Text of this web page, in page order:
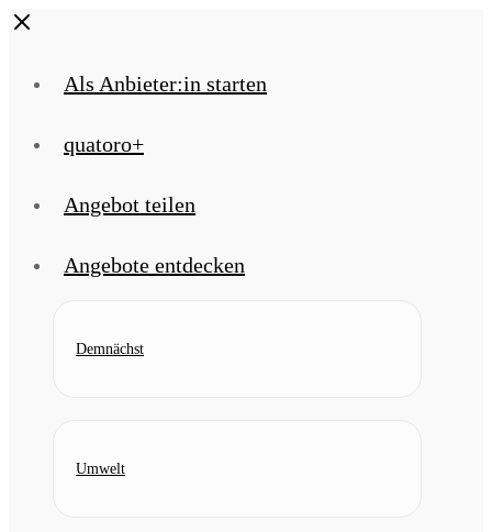
Skip
Close
Als Anbieter:in starten
quatoro+
Angebot teilen
Angebote entdecken
Demnächst
Umwelt